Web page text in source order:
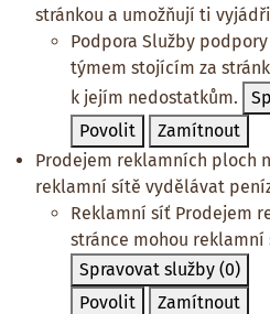
stránkou a umožňují ti
Podpora Služby
týmem stojícím za
k jejím nedostatkům.
Povolit
Zamítnout
Prodejem reklamních ploch
reklamní sítě vydělávat
Reklamní síť Prodejem
stránce mohou
Spravovat služby (0)
Povolit
Zamítnout